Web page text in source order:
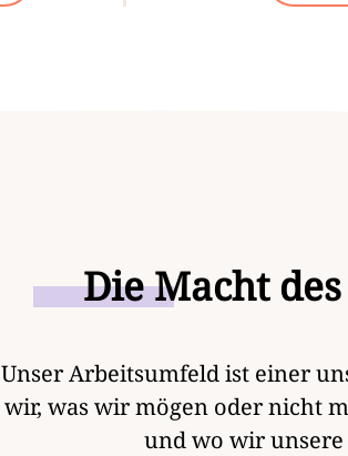
DieMacht
Unser Arbeitsumfeld ist einer
wir, was wir mögen oder nicht
und wo wir